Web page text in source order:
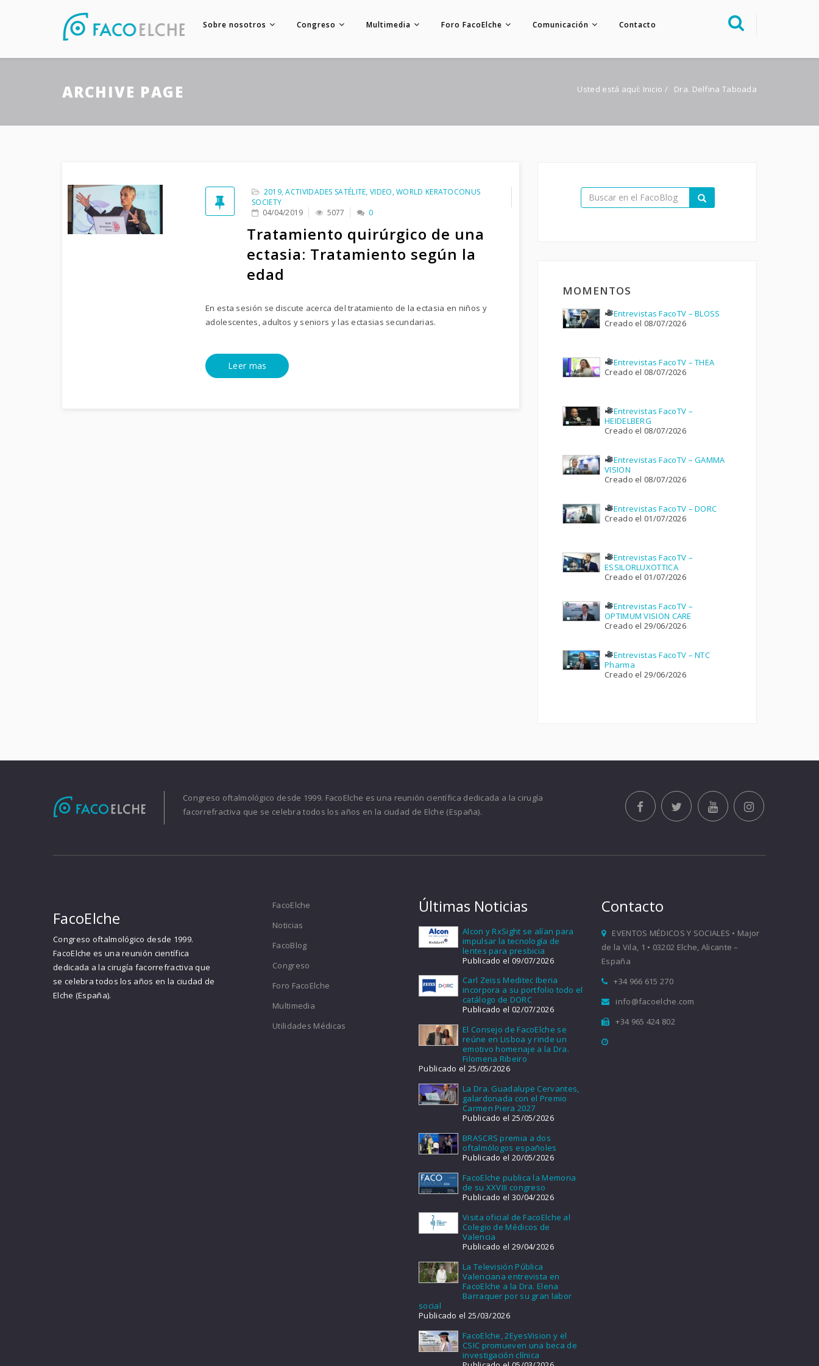
Sobre nosotros Congreso Multimedia Foro FacoElche Comunicación Contacto
Foro FacoElche
ARCHIVE PAGE Usted está aquí: Inicio / Dra. Delfina Taboada
2019,ACTIVIDADES SATÉLITE,VIDEO,WORLD KERATOCONUS
SOCIETY
04/04/2019
5077 0
Tratamiento quirúrgico de una
ectasia: Tratamiento según la
edad
En esta sesión se discute acerca del tratamiento de la ectasia en niños y
adolescentes, adultos y seniors y las ectasias secundarias.
Leer mas
MOMENTOS
Entrevistas FacoTV – BLOSS
Creado el 08/07/2026
Entrevistas FacoTV – THEA
Creado el 08/07/2026
Entrevistas FacoTV –
HEIDELBERG
Creado el 08/07/2026
Entrevistas FacoTV – GAMMA
VISION
Creado el 08/07/2026
Entrevistas FacoTV – DORC
Creado el 01/07/2026
Entrevistas FacoTV –
ESSILORLUXOTTICA
Creado el 01/07/2026
Entrevistas FacoTV –
OPTIMUM VISION CARE
Creado el 29/06/2026
Entrevistas FacoTV – NTC
Pharma
Creado el 29/06/2026
Congreso oftalmológico desde 1999. FacoElche es una reunión científica dedicada a la cirugía
facorrefractiva que se celebra todos los años en la ciudad de Elche (España).
FacoElche
Congreso oftalmológico desde 1999.
FacoElche es una reunión científica
dedicada a la cirugía facorrefractiva que
se celebra todos los años en la ciudad de
Elche (España).
FacoElche
Noticias
FacoBlog
Congreso
Foro FacoElche
Multimedia
Utilidades Médicas
Últimas Noticias
Alcon y RxSight se alían para
impulsar la tecnología de
lentes para presbicia
Publicado el 09/07/2026
Carl Zeiss Meditec Iberia
incorpora a su portfolio todo el
catálogo de DORC
Publicado el 02/07/2026
El Consejo de FacoElche se
reúne en Lisboa y rinde un
emotivo homenaje a la Dra.
Filomena Ribeiro
Publicado el 25/05/2026
La Dra. Guadalupe Cervantes,
galardonada con el Premio
Carmen Piera 2027
Publicado el 25/05/2026
BRASCRS premia a dos
oftalmólogos españoles
Publicado el 20/05/2026
FacoElche publica la Memoria
de su XXVIII congreso
Publicado el 30/04/2026
Visita oficial de FacoElche al
Colegio de Médicos de
Valencia
Publicado el 29/04/2026
La Televisión Pública
Valenciana entrevista en
FacoElche a la Dra. Elena
Barraquer por su gran labor
social
Publicado el 25/03/2026
FacoElche, 2EyesVision y el
CSIC promueven una beca de
investigación clínica
Contacto
EVENTOS MÉDICOS Y SOCIALES • Major
de la Vila, 1 • 03202 Elche, Alicante –
España
+34 966 615 270
info@facoelche.com
+34 965 424 802